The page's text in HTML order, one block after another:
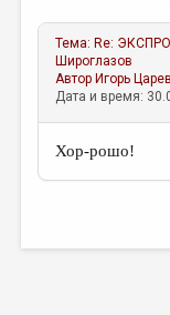
Тема: Re:
Широглазов
Автор Игорь Царев
Дата и время:
Хор-рошо!